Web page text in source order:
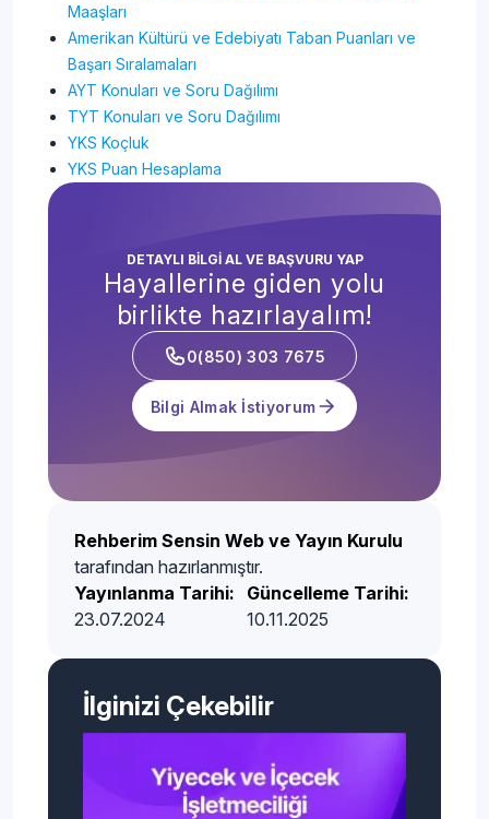
Maaşları
Amerikan Kültürü ve Edebiyatı Taban Puanları ve
Başarı Sıralamaları
AYT Konuları ve Soru Dağılımı
TYT Konuları ve Soru Dağılımı
YKS Koçluk
YKS Puan Hesaplama
DETAYLI BİLGİ AL VE BAŞVURU YAP
Hayallerine giden yolu
birlikte hazırlayalım!
0(850) 303 7675
Bilgi Almak İstiyorum
Rehberim Sensin Web ve Yayın Kurulu
tarafından hazırlanmıştır.
Yayınlanma Tarihi:
23.07.2024
Güncelleme Tarihi:
10.11.2025
İlginizi Çekebilir